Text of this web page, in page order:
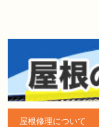
屋根修理について